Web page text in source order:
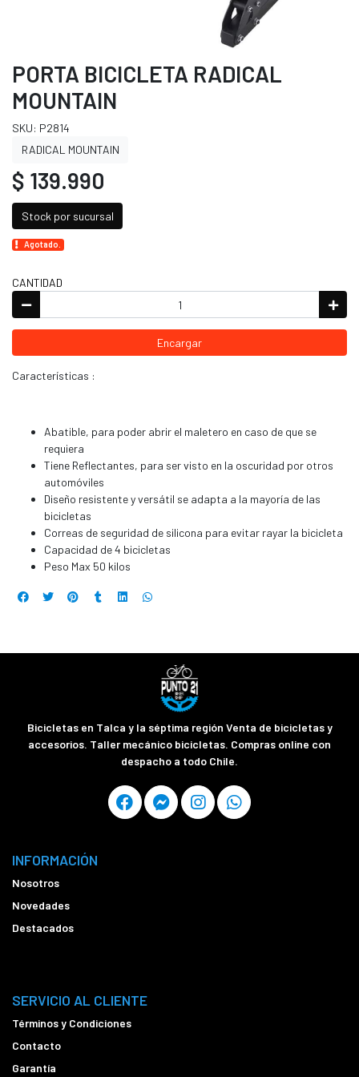
PORTA BICICLETA RADICAL
MOUNTAIN
SKU: P2814
RADICAL MOUNTAIN
$ 139.990
Stock por sucursal
Agotado.
CANTIDAD
Encargar
Características :
Abatible, para poder abrir el maletero en caso de que se
requiera
Tiene Reflectantes, para ser visto en la oscuridad por otros
automóviles
Diseño resistente y versátil se adapta a la mayoría de las
bicicletas
Correas de seguridad de silicona para evitar rayar la bicicleta
Capacidad de 4 bicicletas
Peso Max 50 kilos
Bicicletas en Talca y la séptima región Venta de bicicletas y
accesorios. Taller mecánico bicicletas. Compras online con
despacho a todo Chile.
INFORMACIÓN
Nosotros
Novedades
Destacados
SERVICIO AL CLIENTE
Términos y Condiciones
Contacto
Garantía